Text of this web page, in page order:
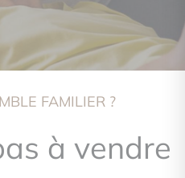
FAMILIER ?
à vendre